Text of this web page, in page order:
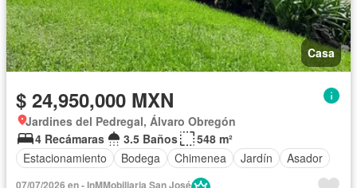
Casa
$ 24,950,000 MXN
Jardines del Pedregal, Álvaro Obregón
4 Recámaras
3.5 Baños
548 m²
Estacionamiento
Bodega Chimenea Jardín Asador
07/07/2026 en - InMMobiliaria San José